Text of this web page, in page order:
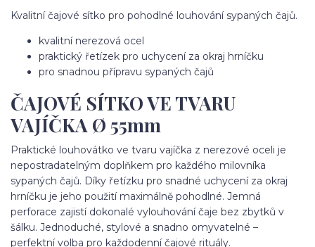
Kvalitní čajové sítko pro pohodlné louhování sypaných čajů.
kvalitní nerezová ocel
praktický řetízek pro uchycení za okraj hrníčku
pro snadnou přípravu sypaných čajů
ČAJOVÉ SÍTKO VE TVARU
VAJÍČKA Ø 55mm
Praktické louhovátko ve tvaru vajíčka z nerezové oceli je
nepostradatelným doplňkem pro každého milovníka
sypaných čajů. Díky řetízku pro snadné uchycení za okraj
hrníčku je jeho použití maximálně pohodlné. Jemná
perforace zajistí dokonalé vylouhování čaje bez zbytků v
šálku. Jednoduché, stylové a snadno omyvatelné –
perfektní volba pro každodenní čajové rituály.